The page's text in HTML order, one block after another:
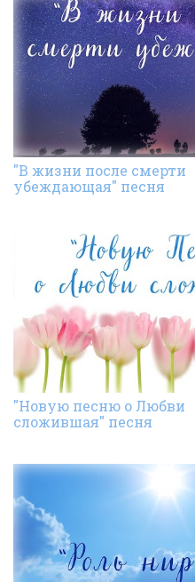
"В жизни после смерти
убеждающая" песня
"Новую песню о Любви
сложившая" песня